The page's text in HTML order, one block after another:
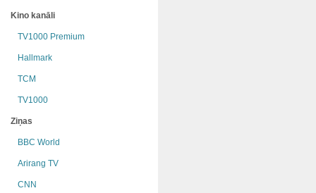
Kino kanāli
TV1000 Premium
Hallmark
TCM
TV1000
Ziņas
BBC World
Arirang TV
CNN